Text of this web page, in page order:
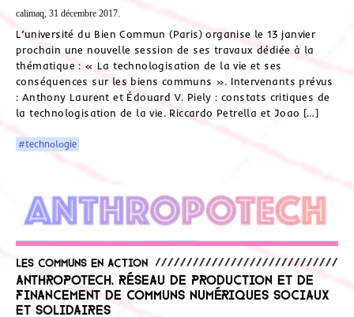
calimaq, 31 décembre 2017.
L’université du Bien Commun (Paris) organise le 13 janvier
prochain une nouvelle session de ses travaux dédiée à la
thématique : « La technologisation de la vie et ses
conséquences sur les biens communs ». Intervenants prévus
: Anthony Laurent et Édouard V. Piely : constats critiques de
la technologisation de la vie. Riccardo Petrella et Joao […]
#technologie
Les communs en action
Anthropotech, réseau de production et de
financement de communs numériques sociaux
et solidaires